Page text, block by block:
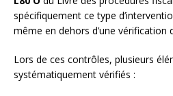
spécifiquement ce type
même en dehors d’une vérification
Lors de ces contrôles, plusieurs
systématiquement vérifiés :